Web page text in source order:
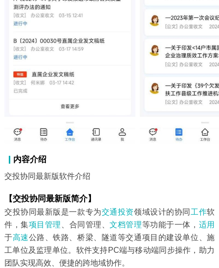
内容介绍
交投协同最新版软件介绍
【交投协同最新版简介】
交投协同最新版是一款专为交通投资领域设计的协同 工作软
件，集项目 管理 、合同管理、文档管理等功能于一体， 适用
于高速公路、铁路、桥梁、隧道等交通项目的建设单位、施
工单位及监理单位。软件支持PC端与移动端同步操作，助力
团队实现高效、便捷的跨地域协作。